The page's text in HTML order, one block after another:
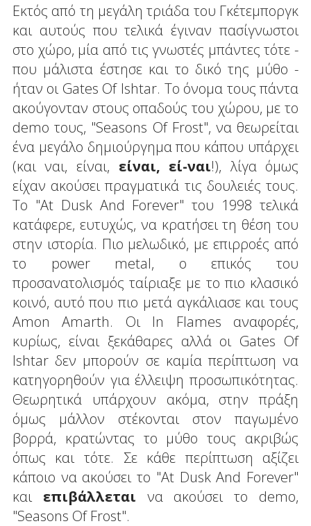
Εκτός από τη μεγάλη τριάδα του Γκέτεμποργκ
και αυτούς που τελικά έγιναν πασίγνωστοι
στο χώρο, μία από τις γνωστές μπάντες τότε -
που μάλιστα έστησε και το δικό της μύθο -
ήταν οι Gates Of Ishtar. Το όνομα τους πάντα
ακούγονταν στους οπαδούς του χώρου, με το
demo τους, "Seasons Of Frost", να θεωρείται
ένα μεγάλο δημιούργημα που κάπου υπάρχει
(και ναι, είναι, είναι, εί-ναι!), λίγα όμως
είχαν ακούσει πραγματικά τις δουλειές τους.
Το "At Dusk And Forever" του 1998 τελικά
κατάφερε, ευτυχώς, να κρατήσει τη θέση του
στην ιστορία. Πιο μελωδικό, με επιρροές από
το power metal, ο επικός του
προσανατολισμός ταίριαξε με το πιο κλασικό
κοινό, αυτό που πιο μετά αγκάλιασε και τους
Amon Amarth. Οι In Flames αναφορές,
κυρίως, είναι ξεκάθαρες αλλά οι Gates Of
Ishtar δεν μπορούν σε καμία περίπτωση να
κατηγορηθούν για έλλειψη προσωπικότητας.
Θεωρητικά υπάρχουν ακόμα, στην πράξη
όμως μάλλον στέκονται στον παγωμένο
βορρά, κρατώντας το μύθο τους ακριβώς
όπως και τότε. Σε κάθε περίπτωση αξίζει
κάποιο να ακούσει το "At Dusk And Forever"
και επιβάλλεται να ακούσει το demo,
"Seasons Of Frost".